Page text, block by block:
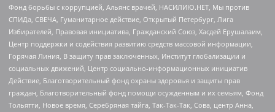
Фонд борьбы с коррупцией, Альянс врачей, НАСИЛИЮ.НЕТ, Мы против
СПИДа, СВЕЧА, Гуманитарное действие, Открытый Петербург, Лига
Избирателей, Правовая инициатива, Гражданский Союз, Хасдей Ерушалаим,
Центр поддержки и содействия развитию средств массовой информации,
Горячая Линия, В защиту прав заключенных, Институт глобализации и
социальных движений, Центр социально-информационных инициатив
Действие, Благотворительный фонд охраны здоровья и защиты прав
граждан, Благотворительный фонд помощи осужденным и их семьям, Фонд
Тольятти, Новое время, Серебряная тайга, Так-Так-Так, Сова, центр Анна,